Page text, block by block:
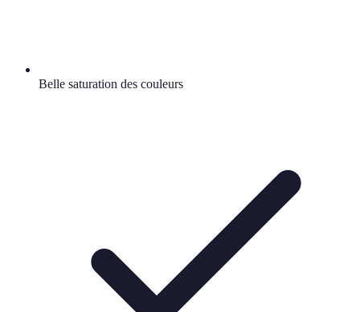
Belle saturation des couleurs